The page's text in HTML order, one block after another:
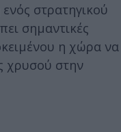
στρατηγικού
σημαντικές
η χώρα να
χρυσού στην